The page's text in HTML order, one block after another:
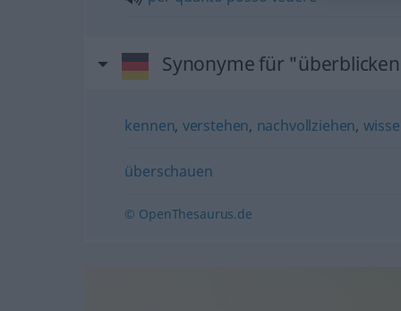
Synonyme für
kennen, verstehen, nachvollziehen,
überschauen
© OpenThesaurus.de